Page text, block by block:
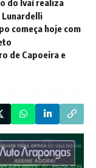
do Ivaí realiza
Lunardelli
começa hoje com
de Capoeira e